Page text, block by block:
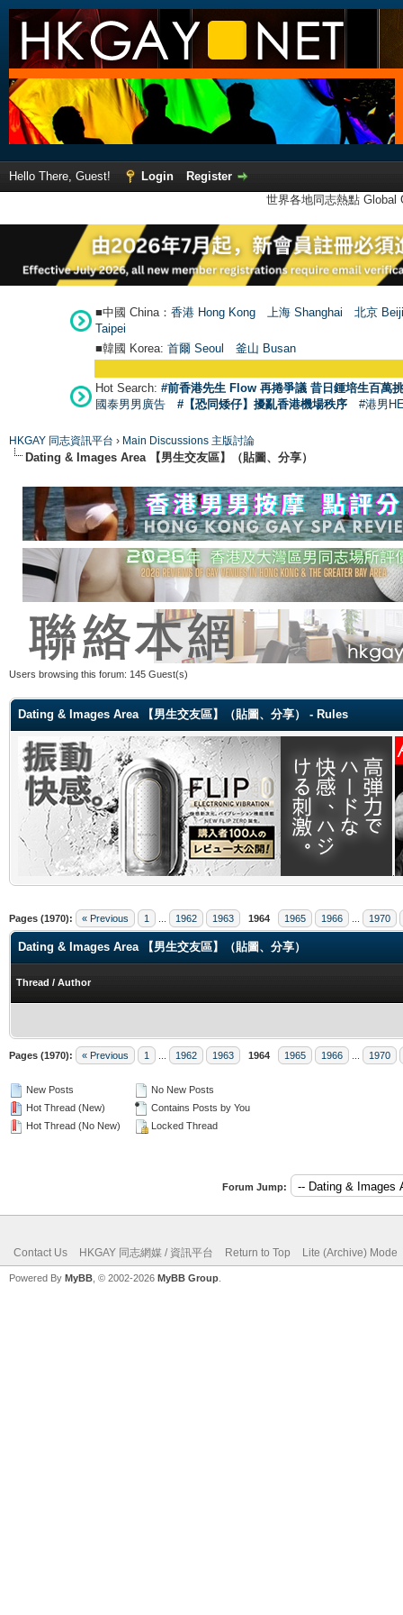
Hello There, Guest! Login
Register
世界各地同志熱點
■中國 China： 香港 Hong Kong 上海 Shanghai
北京
Taipei
■韓國 Korea: 首爾 Seoul 釜山 Busan
Hot Search: #前香港先生 Flow 再捲爭議 昔日鍾培生百萬
國泰男男廣告
#【恐同矮仔】擾亂香港機場秩序 #港男
HKGAY 同志資訊平台 › Main Discussions 主版討論
Dating & Images Area 【男生交友區】（貼圖、分享）
Users browsing this forum: 145 Guest(s)
Dating & Images Area 【男生交友區】（貼圖、分享） - Rules
Pages (1970): « Previous 1 1962 1963 1964 1965 1966 1970
Dating & Images Area 【男生交友區】（貼圖、分享）
Thread / Author
Pages (1970): « Previous 1 1962 1963 1964 1965 1966 1970
New Posts
Hot Thread (New)
Hot Thread (No New)
No New Posts
Contains Posts by You
Locked Thread
Forum Jump:
Contact Us HKGAY 同志網媒 / 資訊平台 Return to Top Lite (Archive) Mode
Powered By MyBB , © 2002-2026 MyBB Group